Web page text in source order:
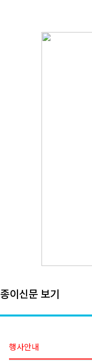
종이신문 보기
행사안내